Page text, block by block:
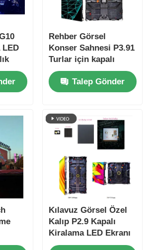
Rehber Görsel
Konser Sahnesi P3.91
Turlar için kapalı
Kiralama LED Ekranı,
Hızlı Kilitli Çift
Yedekleme
Talep Gönder
Kılavuz Görsel Özel
Kalıp P2.9 Kapalı
Kiralama LED Ekranı
vs Kamu Kalıpları,